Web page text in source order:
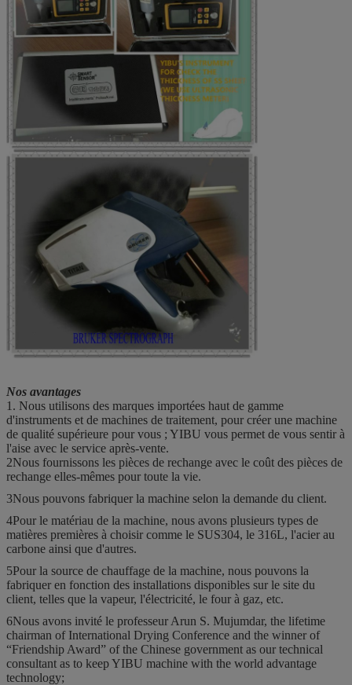
Nos avantages
1. Nous utilisons des marques importées haut de gamme
d'instruments et de machines de traitement, pour créer une machine
de qualité supérieure pour vous ; YIBU vous permet de vous sentir à
l'aise avec le service après-vente.
2Nous fournissons les pièces de rechange avec le coût des pièces de
rechange elles-mêmes pour toute la vie.
3Nous pouvons fabriquer la machine selon la demande du client.
4Pour le matériau de la machine, nous avons plusieurs types de
matières premières à choisir comme le SUS304, le 316L, l'acier au
carbone ainsi que d'autres.
5Pour la source de chauffage de la machine, nous pouvons la
fabriquer en fonction des installations disponibles sur le site du
client, telles que la vapeur, l'électricité, le four à gaz, etc.
6Nous avons invité le professeur Arun S. Mujumdar, the lifetime
chairman of International Drying Conference and the winner of
“Friendship Award” of the Chinese government as our technical
consultant as to keep YIBU machine with the world advantage
technology;